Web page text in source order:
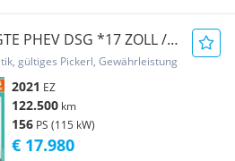
PHEV DSG *17 ZOLL /
gültiges Pickerl, Gewährleistung
2021 EZ
122.500 km
156 PS (115 kW)
€ 17.980